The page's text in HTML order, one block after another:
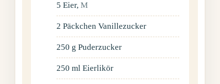
5 Eier,M
2 Päckchen Vanillezucker
250 g Puderzucker
250 ml Eierlikör